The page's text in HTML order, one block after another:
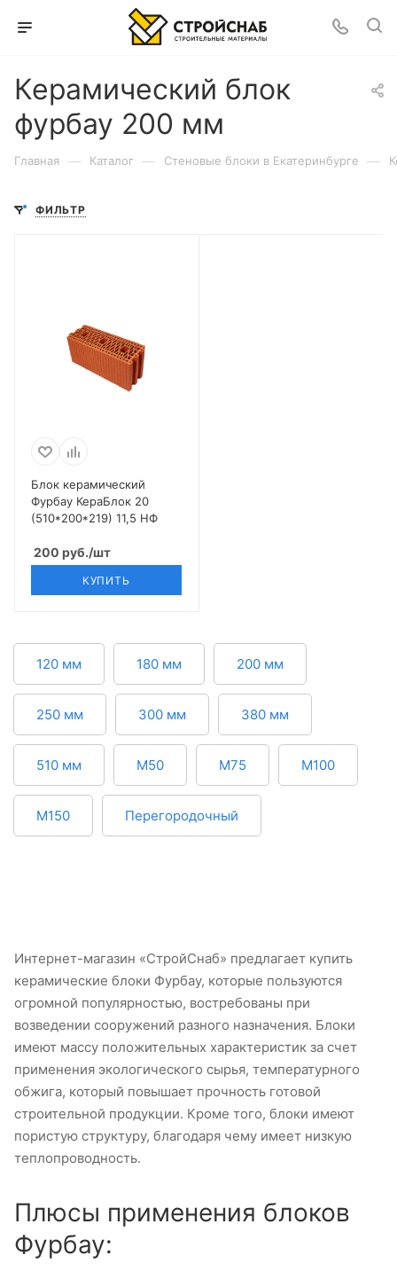
Керамический блок
фурбау 200 мм
Главная — Каталог — Cтеновые блоки в Екатеринбурге —
ФИЛЬТР
Блок керамический
Фурбау КераБлок 20
(510*200*219) 11,5 НФ
200 руб./шт
КУПИТЬ
120 мм 180 мм 200 мм
250 мм 300 мм 380 мм
510 мм М50 М75 М100
М150 Перегородочный
Интернет-магазин «СтройСнаб» предлагает купить
керамические блоки Фурбау, которые пользуются
огромной популярностью, востребованы при
возведении сооружений разного назначения. Блоки
имеют массу положительных характеристик за счет
применения экологического сырья, температурного
обжига, который повышает прочность готовой
строительной продукции. Кроме того, блоки имеют
пористую структуру, благодаря чему имеет низкую
теплопроводность.
Плюсы применения блоков
Фурбау: